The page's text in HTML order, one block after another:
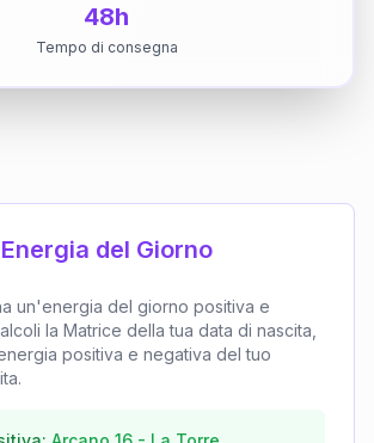
48h
Tempo di consegna
Energia del Giorno
un'energia del giorno positiva e
la Matrice della tua data di nascita,
positiva e negativa del tuo